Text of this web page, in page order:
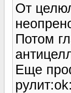
От
Потом
Еще
рулит:ok: